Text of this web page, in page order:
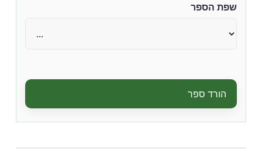
שפת הספר
הורד ספר